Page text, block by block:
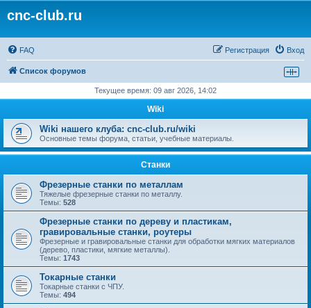
cnc-club.ru
FAQ Вход
Регистрация
Список форумов
Текущее время: 09 авг 2026, 14:02
Wiki
Wiki нашего клуба: cnc-club.ru/wiki
Основные темы форума, статьи, учебные материалы.
Станки
Фрезерные станки по металлам
Тяжелые фрезерные станки по металлу.
Темы: 528
Фрезерные станки по дереву и пластикам,
гравировальные станки, роутеры
Фрезерные и гравировальные станки для обработки мягких материалов
(дерево, пластики, мягкие металлы).
Темы: 1743
Токарные станки
Токарные станки с ЧПУ.
Темы: 494